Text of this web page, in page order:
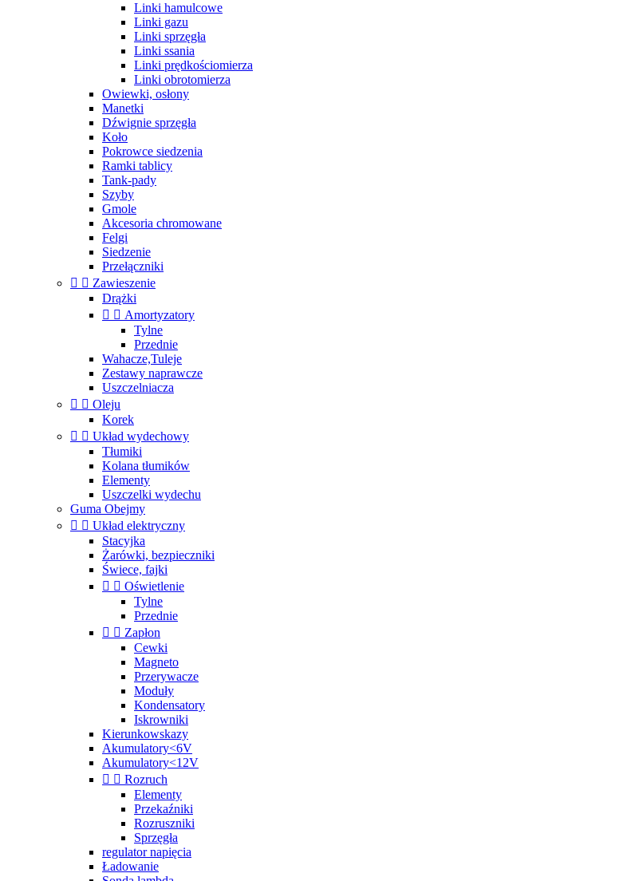
Linki hamulcowe
Linki gazu
Linki sprzęgła
Linki ssania
Linki prędkościomierza
Linki obrotomierza
Owiewki, osłony
Manetki
Dźwignie sprzęgła
Koło
Pokrowce siedzenia
Ramki tablicy
Tank-pady
Szyby
Gmole
Akcesoria chromowane
Felgi
Siedzenie
Przełączniki
  Zawieszenie
Drążki
  Amortyzatory
Tylne
Przednie
Wahacze,Tuleje
Zestawy naprawcze
Uszczelniacza
  Oleju
Korek
  Układ wydechowy
Tłumiki
Kolana tłumików
Elementy
Uszczelki wydechu
Guma Obejmy
  Układ elektryczny
Stacyjka
Żarówki, bezpieczniki
Świece, fajki
  Oświetlenie
Tylne
Przednie
  Zapłon
Cewki
Magneto
Przerywacze
Moduły
Kondensatory
Iskrowniki
Kierunkowskazy
Akumulatory<6V
Akumulatory<12V
  Rozruch
Elementy
Przekaźniki
Rozruszniki
Sprzęgła
regulator napięcia
Ładowanie